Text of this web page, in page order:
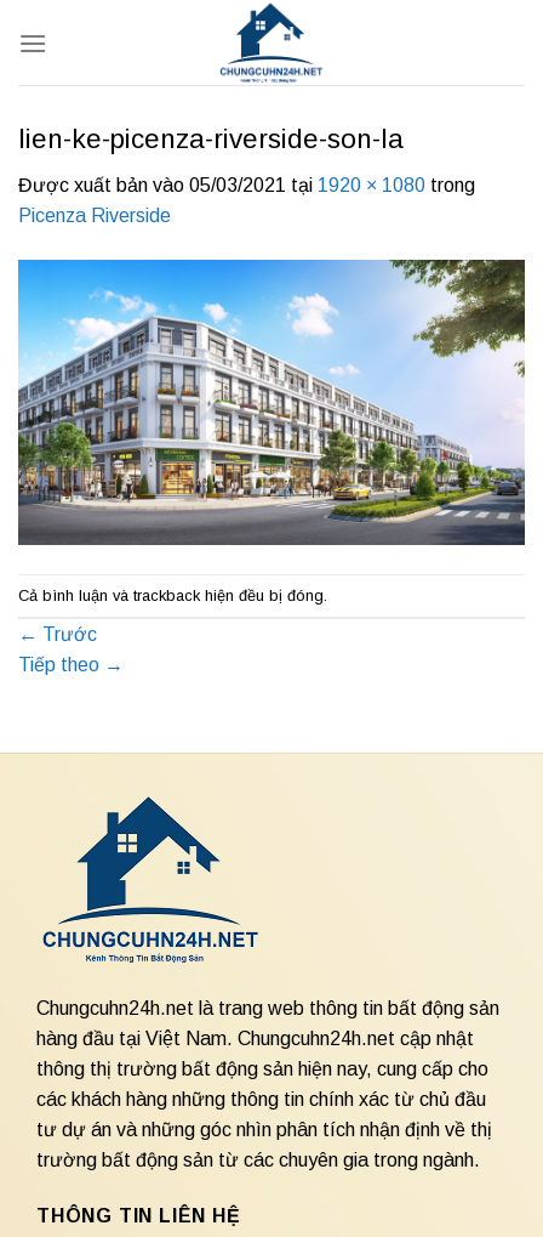
qua
lien-ke-picenza-riverside-son-la
Được xuất bản vào 05/03/2021 tại 1920 × 1080 trong
Picenza Riverside
Cả bình luận và trackback hiện đều bị đóng.
← Trước
Tiếp theo →
Chungcuhn24h.net là trang web thông tin bất động sản
hàng đầu tại Việt Nam. Chungcuhn24h.net cập nhật
thông thị trường bất động sản hiện nay, cung cấp cho
các khách hàng những thông tin chính xác từ chủ đầu
tư dự án và những góc nhìn phân tích nhận định về thị
trường bất động sản từ các chuyên gia trong ngành.
THÔNG TIN LIÊN HỆ